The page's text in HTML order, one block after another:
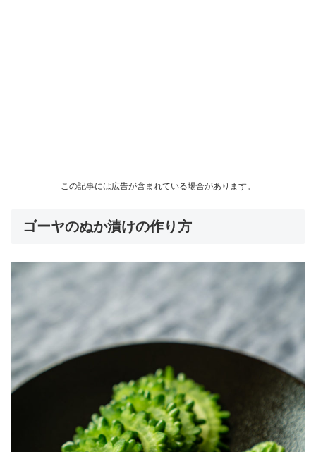
この記事には広告が含まれている場合があります。
ゴーヤのぬか漬けの作り方